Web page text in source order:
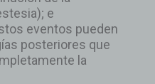
e
eventos pueden
posteriores que
la